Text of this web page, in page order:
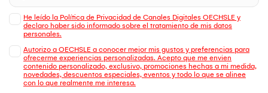
He leído la Política de Privacidad de Canales Digitales OECHSLE y
declaro haber sido informado sobre el tratamiento de mis datos
personales.
Autorizo a OECHSLE a conocer mejor mis gustos y preferencias para
ofrecerme experiencias personalizadas. Acepto que me envien
contenido personalizado, exclusivo, promociones hechas a mi medida,
novedades, descuentos especiales, eventos y todo lo que se alinee
con lo que realmente me interesa.